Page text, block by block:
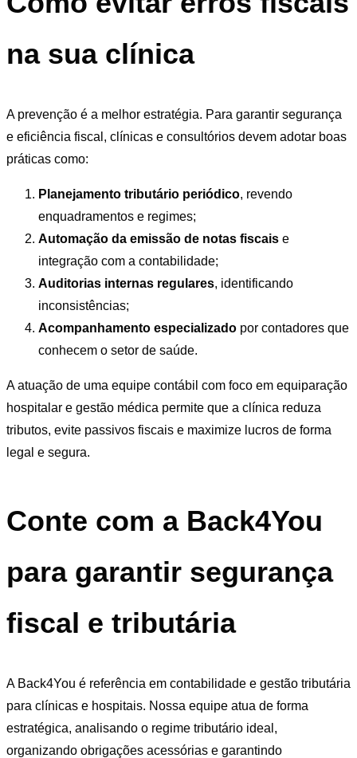
na sua clínica
A prevenção é a melhor estratégia. Para garantir segurança
e eficiência fiscal, clínicas e consultórios devem adotar boas
práticas como:
Planejamento tributário periódico, revendo
enquadramentos e regimes;
Automação da emissão de notas fiscais e
integração com a contabilidade;
Auditorias internas regulares, identificando
inconsistências;
Acompanhamento especializado por contadores que
conhecem o setor de saúde.
A atuação de uma equipe contábil com foco em equiparação
hospitalar e gestão médica permite que a clínica reduza
tributos, evite passivos fiscais e maximize lucros de forma
legal e segura.
Conte com a Back4You
para garantir segurança
fiscal e tributária
A Back4You é referência em contabilidade e gestão tributária
para clínicas e hospitais. Nossa equipe atua de forma
estratégica, analisando o regime tributário ideal,
organizando obrigações acessórias e garantindo